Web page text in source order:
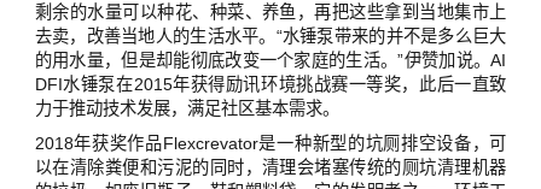
剩余的水量可以种花、种菜、养鱼，再把这些拿到当地集市上
去卖，改善当地人的生活水平。“水锤泵带来的并不是多么巨大
的用水量，但是却能彻底改变一个家庭的生活。”伊赞加说。AI
DFI水锤泵在2015年获得励讯环境挑战赛一等奖，此后一直致
力于推动技术发展，满足社区基本需求。
2018年获奖作品Flexcrevator是一种新型的坑厕排空设备，可
以在清除粪便和污泥的同时，清理会堵塞传统的厕坑清理机器